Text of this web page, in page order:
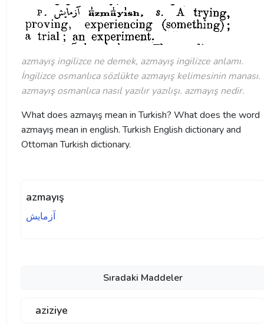
azmayış ingilizce ne demek, azmayış ingilizce anlamı.
İngilizce osmanlıca sözlükte azmayış kelimesinin manası.
azmayış osmanlıca nasıl yazılır yazılışı. azmayış nedir.
What does azmayış mean in Turkish? What does the word
azmayış mean in english. Turkish English dictionary and
Ottoman Turkish dictionary.
azmayış
آزمايش
Sıradaki Maddeler
aziziye